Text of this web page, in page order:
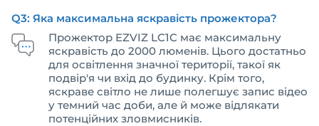
Q3: Яка максимальна яскравість прожектора?
Прожектор EZVIZ LC1C має максимальну
яскравість до 2000 люменів. Цього достатньо
для освітлення значної території, такої як
подвір'я чи вхід до будинку. Крім того,
яскраве світло не лише полегшує запис відео
у темний час доби, але й може відлякати
потенційних зловмисників.